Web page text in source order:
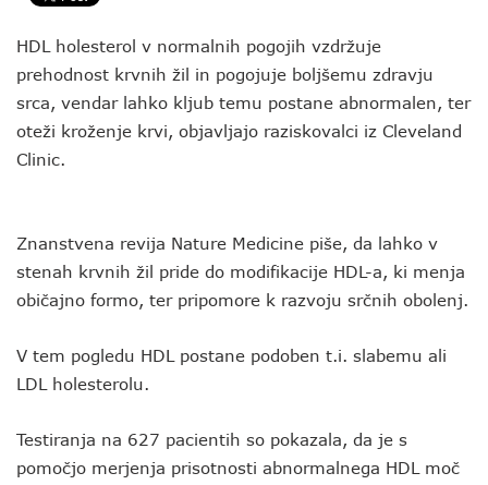
HDL holesterol v normalnih pogojih vzdržuje
prehodnost krvnih žil in pogojuje boljšemu zdravju
srca, vendar lahko kljub temu postane abnormalen, ter
oteži kroženje krvi, objavljajo raziskovalci iz Cleveland
Clinic.
Znanstvena revija Nature Medicine piše, da lahko v
stenah krvnih žil pride do modifikacije HDL-a, ki menja
običajno formo, ter pripomore k razvoju srčnih obolenj.
V tem pogledu HDL postane podoben t.i. slabemu ali
LDL holesterolu.
Testiranja na 627 pacientih so pokazala, da je s
pomočjo merjenja prisotnosti abnormalnega HDL moč